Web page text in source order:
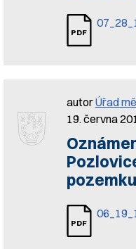
autorÚřad
19. června